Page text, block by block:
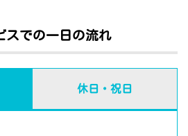
スでの一日の流れ
休日・祝日